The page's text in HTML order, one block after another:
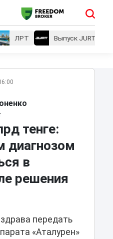
ЛРТ Выпуск JURT
тенге:
диагнозом
в
решения
передать
«Аталурен»